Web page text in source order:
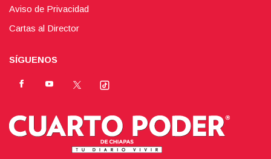
Aviso de Privacidad
Cartas al Director
SÍGUENOS